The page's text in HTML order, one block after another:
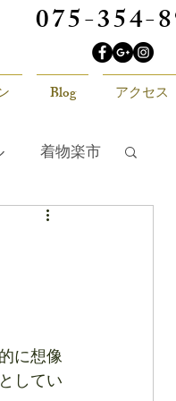
075-354-
Blog アクセス
着物楽市
に想像
してい